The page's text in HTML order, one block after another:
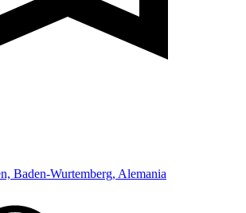
Baden-Wurtemberg, Alemania